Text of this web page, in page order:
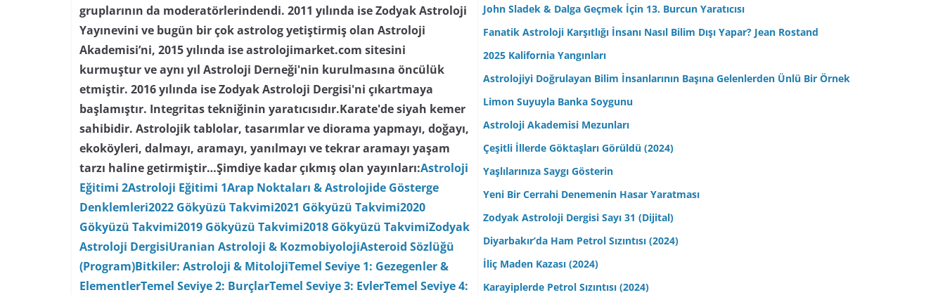
gruplarının da moderatörlerindendi. 2011 yılında ise Zodyak Astroloji
Yayınevini ve bugün bir çok astrolog yetiştirmiş olan Astroloji
Akademisi’ni, 2015 yılında ise astrolojimarket.com sitesini
kurmuştur ve aynı yıl Astroloji Derneği'nin kurulmasına öncülük
etmiştir. 2016 yılında ise Zodyak Astroloji Dergisi'ni çıkartmaya
başlamıştır. Integritas tekniğinin yaratıcısıdır.Karate'de siyah kemer
sahibidir. Astrolojik tablolar, tasarımlar ve diorama yapmayı, doğayı,
ekoköyleri, dalmayı, aramayı, yanılmayı ve tekrar aramayı yaşam
tarzı haline getirmiştir…Şimdiye kadar çıkmış olan yayınları:Astroloji
Eğitimi 2Astroloji Eğitimi 1Arap Noktaları & Astrolojide Gösterge
Denklemleri2022 Gökyüzü Takvimi2021 Gökyüzü Takvimi2020
Gökyüzü Takvimi2019 Gökyüzü Takvimi2018 Gökyüzü TakvimiZodyak
Astroloji DergisiUranian Astroloji & KozmobiyolojiAsteroid Sözlüğü
(Program)Bitkiler: Astroloji & MitolojiTemel Seviye 1: Gezegenler &
ElementlerTemel Seviye 2: BurçlarTemel Seviye 3: EvlerTemel Seviye 4:
John Sladek & Dalga Geçmek İçin 13. Burcun Yaratıcısı
Fanatik Astroloji Karşıtlığı İnsanı Nasıl Bilim Dışı Yapar? Jean Rostand
2025 Kalifornia Yangınları
Astrolojiyi Doğrulayan Bilim İnsanlarının Başına Gelenlerden Ünlü Bir Örnek
Limon Suyuyla Banka Soygunu
Astroloji Akademisi Mezunları
Çeşitli İllerde Göktaşları Görüldü (2024)
Yaşlılarınıza Saygı Gösterin
Yeni Bir Cerrahi Denemenin Hasar Yaratması
Zodyak Astroloji Dergisi Sayı 31 (Dijital)
Diyarbakır’da Ham Petrol Sızıntısı (2024)
İliç Maden Kazası (2024)
Karayiplerde Petrol Sızıntısı (2024)